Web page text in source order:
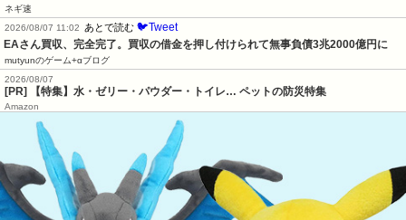
ネギ速
2026/08/07 11:02
あとで読む 🐦Tweet
EAさん買収、完全完了。買収の借金を押し付けられて無事負債3兆2000億円に
mutyunのゲーム+αブログ
2026/08/07
[PR] 【特集】水・ゼリー・パウダー・トイレ… ペットの防災特集
Amazon